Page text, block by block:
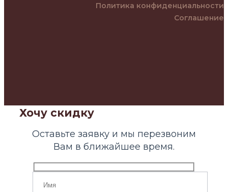
Политика конфиденциальности
Соглашение
Хочу скидку
Оставьте заявку и мы перезвоним
Вам в ближайшее время.